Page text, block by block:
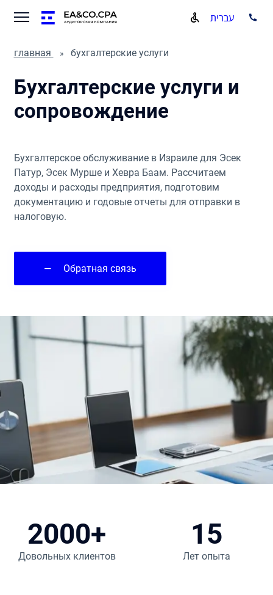
עברית
главная бухгалтерские услуги
Бухгалтерские услуги и
сопровождение
Бухгалтерское обслуживание в Израиле для Эсек
Патур, Эсек Мурше и Хевра Баам. Рассчитаем
доходы и расходы предприятия, подготовим
документацию и годовые отчеты для отправки в
налоговую.
— Обратная связь
2000+
Довольных клиентов
15
Лет опыта